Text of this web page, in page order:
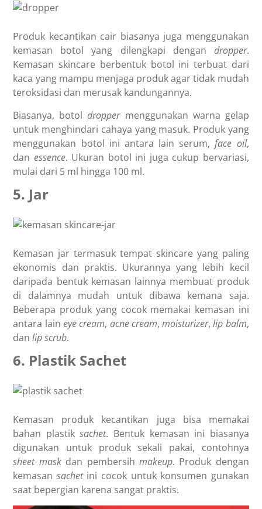
Produk kecantikan cair biasanya juga menggunakan
kemasan botol yang dilengkapi dengan dropper.
Kemasan skincare berbentuk botol ini terbuat dari
kaca yang mampu menjaga produk agar tidak mudah
teroksidasi dan merusak kandungannya.
Biasanya, botoldroppermenggunakan warna gelap
untuk menghindari cahaya yang masuk. Produk yang
menggunakan botol ini antara lain serum,face oil,
dan essence. Ukuran botol ini juga cukup bervariasi,
mulai dari 5 ml hingga 100 ml.
5. Jar
Kemasan jar termasuk tempat skincare yang paling
ekonomis dan praktis. Ukurannya yang lebih kecil
daripada bentuk kemasan lainnya membuat produk
di dalamnya mudah untuk dibawa kemana saja.
Beberapa produk yang cocok memakai kemasan ini
antara lain eyecream, acne cream,moisturizer,lip balm,
danlipscrub.
6. Plastik Sachet
Kemasan produk kecantikan juga bisa memakai
bahan plastiksachet. Bentuk kemasan ini biasanya
digunakan untuk produk sekali pakai, contohnya
sheet maskdan pembersih makeup. Produk dengan
kemasan sachetini cocok untuk konsumen gunakan
saat bepergian karena sangat praktis.